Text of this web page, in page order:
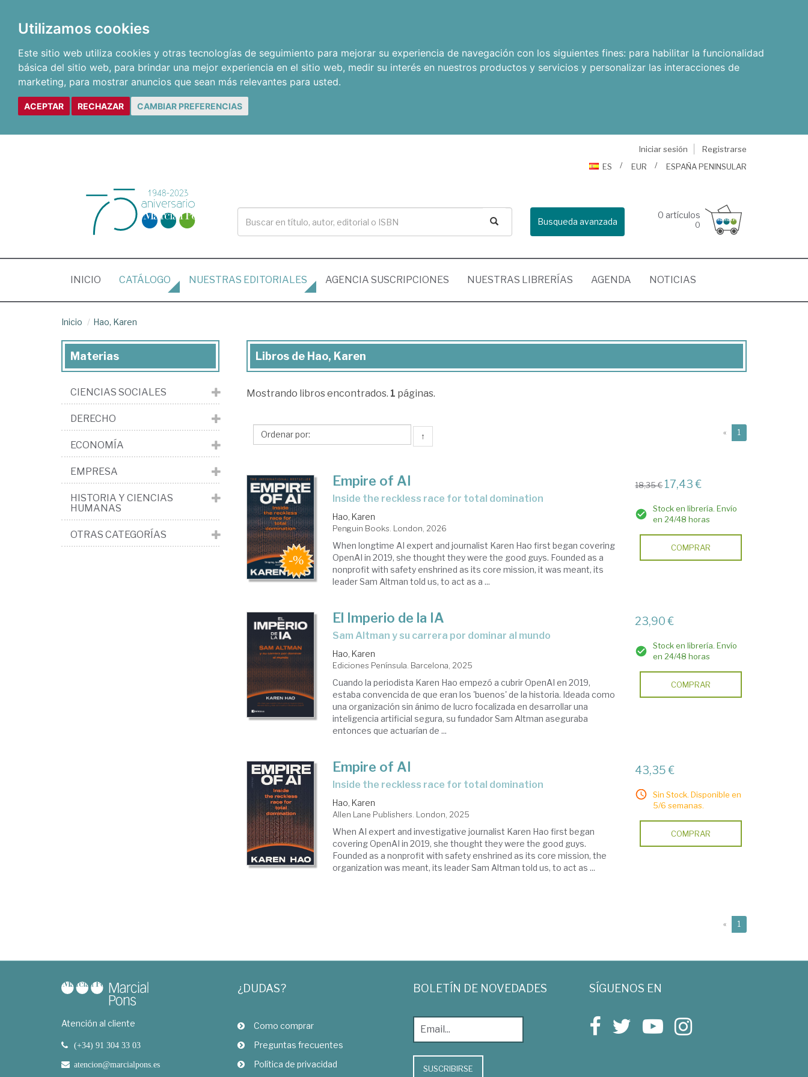
Utilizamos cookies
Este sitio web utiliza cookies y otras tecnologías de seguimiento para mejorar su experiencia de navegación con los siguientes fines: para habilitar la funcionalidad
básica del sitio web, para brindar una mejor experiencia en el sitio web, medir su interés en nuestros productos y servicios y personalizar las interacciones de
marketing, para mostrar anuncios que sean más relevantes para usted.
ACEPTAR RECHAZAR CAMBIAR PREFERENCIAS
Iniciar sesión
Registrarse
ES
EUR ESPAÑA PENINSULAR
Busqueda avanzada
0 artículos
0
INICIO (CURRENT)
CATÁLOGO NUESTRAS EDITORIALES AGENCIA SUSCRIPCIONES NUESTRAS LIBRERÍAS AGENDA NOTICIAS
Inicio Hao, Karen
Libros
Hao,
Libros de Hao, Karen
Mostrando libros encontrados. 1 páginas.
↑ « 1
Empire of AI
inside the reckless race for total domination
Hao, Karen
Penguin Books. London, 2026
When longtime AI expert and journalist Karen Hao first began covering
OpenAI in 2019, she thought they were the good guys. Founded as a
nonprofit with safety enshrined as its core mission, it was meant, its
leader Sam Altman told us, to act as a ...
18,35 € 17,43 €
Stock en librería. Envío
en 24/48 horas
COMPRAR
El Imperio de la IA
Sam Altman y su carrera por dominar al mundo
Hao, Karen
Ediciones Península. Barcelona, 2025
Cuando la periodista Karen Hao empezó a cubrir OpenAI en 2019,
estaba convencida de que eran los 'buenos' de la historia. Ideada como
una organización sin ánimo de lucro focalizada en desarrollar una
inteligencia artificial segura, su fundador Sam Altman aseguraba
entonces que actuarían de ...
23,90 €
Stock en librería. Envío
en 24/48 horas
COMPRAR
Empire of AI
inside the reckless race for total domination
Hao, Karen
Allen Lane Publishers. London, 2025
When AI expert and investigative journalist Karen Hao first began
covering OpenAI in 2019, she thought they were the good guys.
Founded as a nonprofit with safety enshrined as its core mission, the
organization was meant, its leader Sam Altman told us, to act as ...
43,35 €
Sin Stock. Disponible en
5/6 semanas.
COMPRAR
« 1
Materias
CIENCIAS SOCIALES
DERECHO
ECONOMÍA
EMPRESA
HISTORIA Y CIENCIAS
HUMANAS
OTRAS CATEGORÍAS
Atención al cliente
(+34) 91 304 33 03
atencion@marcialpons.es
¿DUDAS?
Como comprar
Preguntas frecuentes
Política de privacidad
BOLETÍN DE NOVEDADES
SUSCRIBIRSE
SÍGUENOS EN